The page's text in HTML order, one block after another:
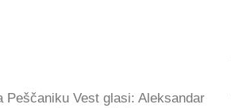
Peščaniku Vest glasi: Aleksandar